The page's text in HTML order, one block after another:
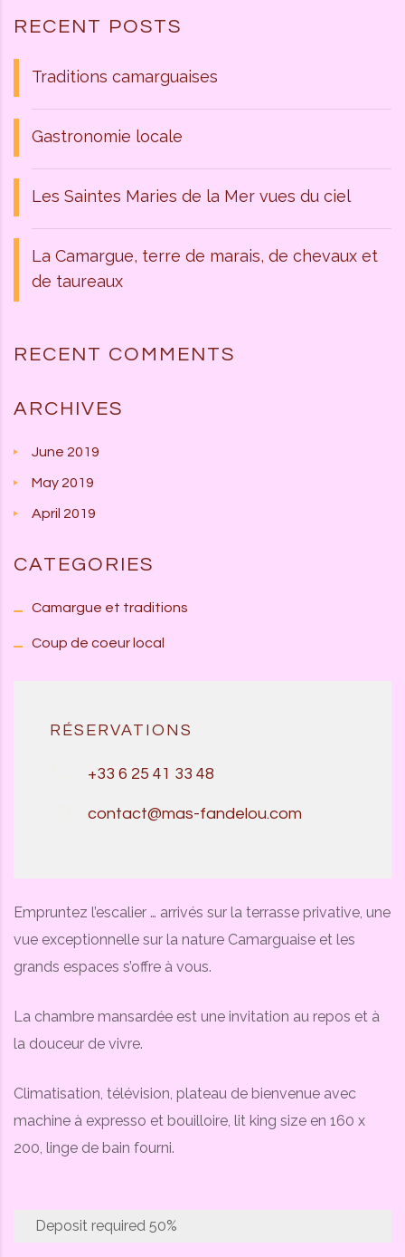
Deposit required 50%
Empruntez l’escalier … arrivés sur la terrasse privative, une
vue exceptionnelle sur la nature Camarguaise et les
grands espaces s’offre à vous.
La chambre mansardée est une invitation au repos et à
la douceur de vivre.
Climatisation, télévision, plateau de bienvenue avec
machine à expresso et bouilloire, lit king size en 160 x
200, linge de bain fourni.
RECENT POSTS
Traditions camarguaises
Gastronomie locale
Les Saintes Maries de la Mer vues du ciel
La Camargue, terre de marais, de chevaux et
de taureaux
RECENT COMMENTS
ARCHIVES
June 2019
May 2019
April 2019
CATEGORIES
Camargue et traditions
Coup de coeur local
RÉSERVATIONS
+33 6 25 41 33 48
contact@mas-fandelou.com